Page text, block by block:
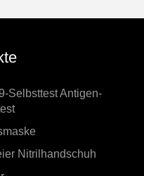
Selbsttest Antigen-
Nitrilhandschuh